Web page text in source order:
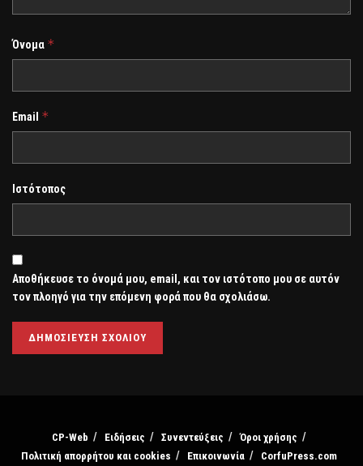
Όνομα *
Email *
Ιστότοπος
Αποθήκευσε το όνομά μου, email, και τον ιστότοπο μου σε αυτόν
τον πλοηγό για την επόμενη φορά που θα σχολιάσω.
CP-Web Ειδήσεις Συνεντεύξεις
Όροι χρήσης
Πολιτική απορρήτου και cookies
Επικοινωνία CorfuPress.com